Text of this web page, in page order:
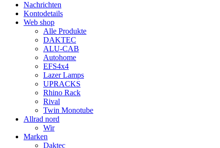
Nachrichten
Kontodetails
Web shop
Alle Produkte
DAKTEC
ALU-CAB
Autohome
EFS4x4
Lazer Lamps
UPRACKS
Rhino Rack
Rival
Twin Monotube
Allrad nord
Wir
Marken
Daktec